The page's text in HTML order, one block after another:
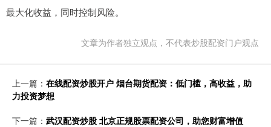
最大化收益，同时控制风险。
文章为作者独立观点，不代表炒股配资门户观点
上一篇： 在线配资炒股开户 烟台期货配资：低门槛，高收益，助
力投资梦想
下一篇： 武汉配资炒股 北京正规股票配资公司，助您财富增值